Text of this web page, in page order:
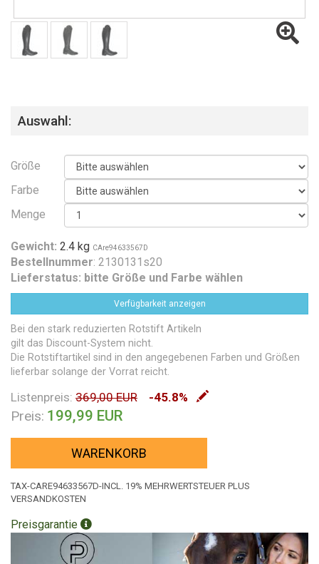
Auswahl:
Größe
Farbe
Menge
Gewicht: 2.4 kg CAre94633567D
Bestellnummer: 2130131s20
Lieferstatus: bitte Größe und Farbe wählen
Verfügbarkeit anzeigen
Bei den stark reduzierten Rotstift Artikeln
gilt das Discount-System nicht.
Die Rotstiftartikel sind in den angegebenen Farben und Größen
lieferbar solange der Vorrat reicht.
Listenpreis: 369,00 EUR -45.8%
Preis: 199,99 EUR
WARENKORB
TAX-CARE94633567D-INCL. 19% MEHRWERTSTEUER PLUS
VERSANDKOSTEN
Preisgarantie